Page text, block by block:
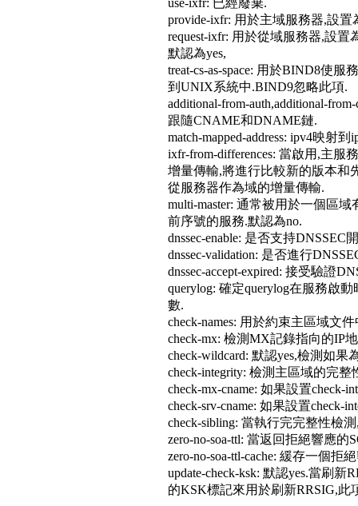
use-ixfr: 已經廢棄.
provide-ixfr: 用於主域服務器,設
request-ixfr: 用於從域服務器,設
默認為yes,
treat-cs-as-space: 用於BIND8使
到UNIX系統中.BIND9忽略此項.
additional-from-auth,additional-
跟隨CNAME和DNAME鏈.
match-mapped-address: ipv4映射
ixfr-from-differences: 當啟用,主
增量傳輸,將進行比較新的版本和
從服務器作為域的增量傳輸.
multi-master: 通常被用於一個區
前序號的服務.默認為no.
dnssec-enable: 是否支持DNSSEC
dnssec-validation: 是否進行
dnssec-accept-expired: 接受驗證
querylog: 確定querylog在服務啟
數.
check-names: 用於約束主區域文
check-mx: 檢測MX記錄指向的IP
check-wildcard: 默認yes,檢測如
check-integrity: 檢測主區域的完
check-mx-cname: 如果設置
check-srv-cname: 如果設置check-
check-sibling: 當執行完完整性檢
zero-no-soa-ttl: 當返回拒絕響應
zero-no-soa-ttl-cache: 緩存一個
update-check-ksk: 默認yes.當刷
的KSK標記來用於刷新RRSIG,此